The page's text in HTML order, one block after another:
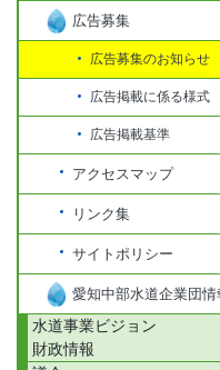
広告募集
広告募集のお知らせ
広告掲載に係る様式
広告掲載基準
アクセスマップ
リンク集
サイトポリシー
愛知中部水道企業団
水道事業ビジョン
財政情報